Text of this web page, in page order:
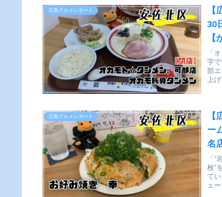
広島グルメレポート
30
「
字
部
上
広島グルメレポート
ー
名
「
枚”
て
ェ